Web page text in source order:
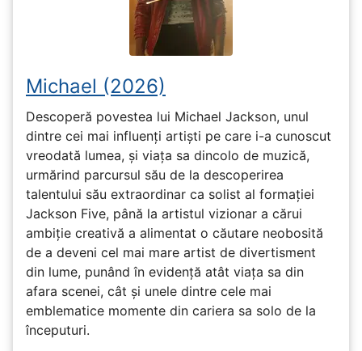
Michael (2026)
Descoperă povestea lui Michael Jackson, unul
dintre cei mai influenți artiști pe care i-a cunoscut
vreodată lumea, și viața sa dincolo de muzică,
urmărind parcursul său de la descoperirea
talentului său extraordinar ca solist al formației
Jackson Five, până la artistul vizionar a cărui
ambiție creativă a alimentat o căutare neobosită
de a deveni cel mai mare artist de divertisment
din lume, punând în evidență atât viața sa din
afara scenei, cât și unele dintre cele mai
emblematice momente din cariera sa solo de la
începuturi.